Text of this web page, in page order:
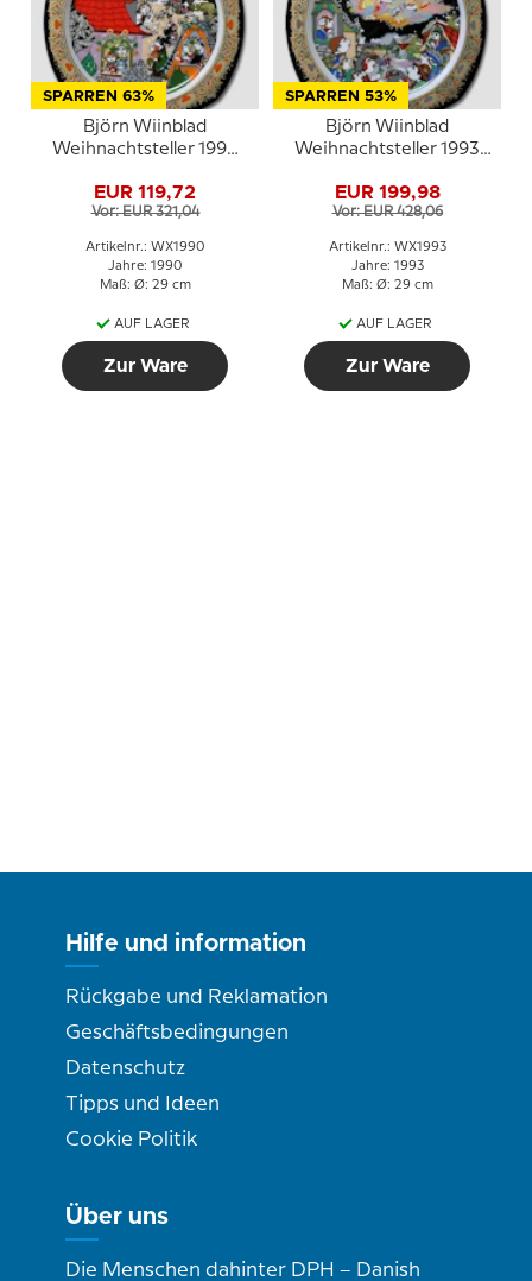
SPARREN 63%
Björn Wiinblad
Weihnachtsteller 1990
EUR 119,72
Vor: EUR 321,04
Artikelnr.: WX1990
Jahre: 1990
Maß: Ø: 29 cm
AUF LAGER
Zur Ware
SPARREN 53%
Björn Wiinblad
Weihnachtsteller 1993
EUR 199,98
Vor: EUR 428,06
Artikelnr.: WX1993
Jahre: 1993
Maß: Ø: 29 cm
AUF LAGER
Zur Ware
Hilfe und information
Rückgabe und Reklamation
Geschäftsbedingungen
Datenschutz
Tipps und Ideen
Cookie Politik
Über uns
Die Menschen dahinter DPH – Danish